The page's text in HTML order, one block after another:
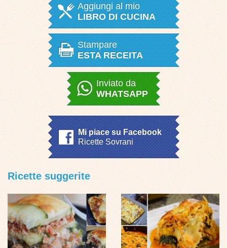
Aggiungi al mio
LIBRO DI CUCINA
Stampare
ESTA RECEITA
Inviato da
WHATSAPP
Mi piace su Facebook
Ricette Sovrani
Ricette suggerite